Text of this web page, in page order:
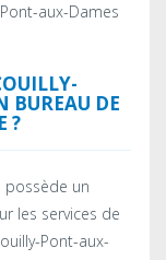
aux-Dames
BUREAU DE
?
possède un
les services de
Pont-aux-